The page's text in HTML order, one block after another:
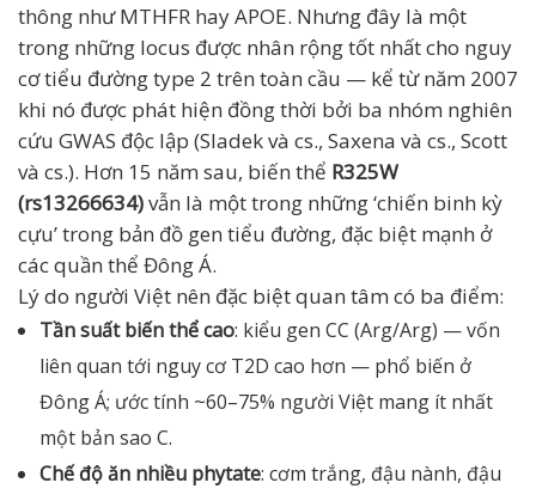
thông như MTHFR hay APOE. Nhưng đây là một
trong những locus được nhân rộng tốt nhất cho nguy
cơ tiểu đường type 2 trên toàn cầu — kể từ năm 2007
khi nó được phát hiện đồng thời bởi ba nhóm nghiên
cứu GWAS độc lập (Sladek và cs., Saxena và cs., Scott
và cs.). Hơn 15 năm sau, biến thể R325W
(rs13266634)vẫn là một trong những ‘chiến binh kỳ
cựu’ trong bản đồ gen tiểu đường, đặc biệt mạnh ở
các quần thể Đông Á.
Lý do người Việt nên đặc biệt quan tâm có ba điểm:
Tần suất biến thể cao: kiểu gen CC (Arg/Arg) — vốn
liên quan tới nguy cơ T2D cao hơn — phổ biến ở
Đông Á; ước tính ~60–75% người Việt mang ít nhất
một bản sao C.
Chế độ ăn nhiều phytate: cơm trắng, đậu nành, đậu